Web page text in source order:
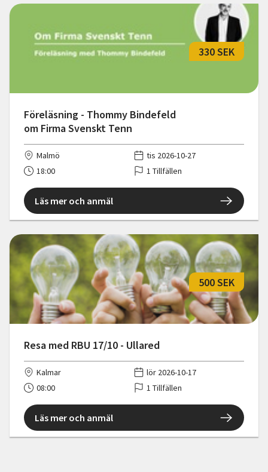
Föreläsning - Thommy Bindefeld
om Firma Svenskt Tenn
330 SEK
Malmö
tis 2026-10-27
18:00
1 Tillfällen
Läs mer och anmäl
Resa med RBU 17/10 - Ullared
500 SEK
Kalmar
lör 2026-10-17
08:00
1 Tillfällen
Läs mer och anmäl